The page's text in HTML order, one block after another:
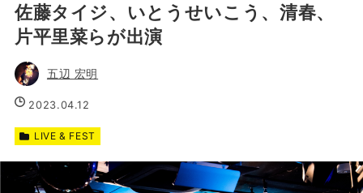
佐藤タイジ、いとうせいこう、清春、
片平里菜らが出演
五辺 宏明
2023.04.12
LIVE & FEST